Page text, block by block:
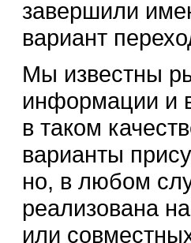
завершили
вариант
Мы известны
информации и
в таком
варианты
но, в любом
реализована
или